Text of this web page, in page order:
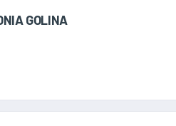
GOLINA